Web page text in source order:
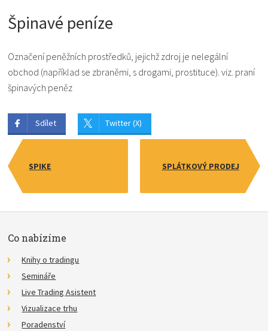
Špinavé peníze
Označení peněžních prostředků, jejichž zdroj je nelegální
obchod (například se zbraněmi, s drogami, prostituce). viz. praní
špinavých peněz
Sdílet Twitter (X)
SPIKE SPLÁTKOVÝ PRODEJ
Co nabízíme
Knihy o tradingu
Semináře
Live Trading Asistent
Vizualizace trhu
Poradenství